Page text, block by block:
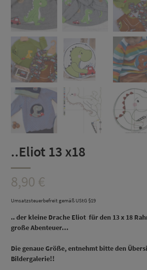
..Eliot 13 x18
8,90 €
Umsatzsteuerbefreit gemäß UStG §19
.. der kleine Drache Eliot für den 13 x 18
große Abenteuer…
Die genaue Größe, entnehmt bitte den
Bildergalerie!!